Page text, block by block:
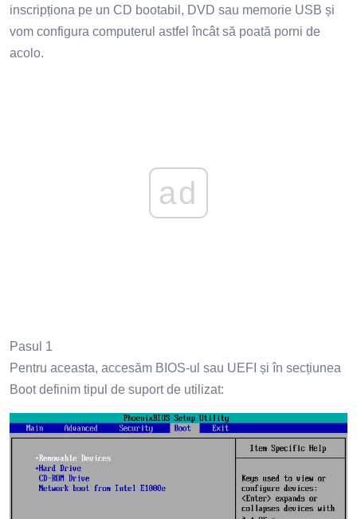
inscripționa pe un CD bootabil, DVD sau memorie USB și
vom configura computerul astfel încât să poată porni de
acolo.
ad
Pasul 1
Pentru aceasta, accesăm BIOS-ul sau UEFI și în secțiunea
Boot definim tipul de suport de utilizat: